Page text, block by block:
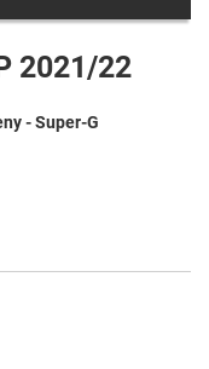
2021/22
- Super-G